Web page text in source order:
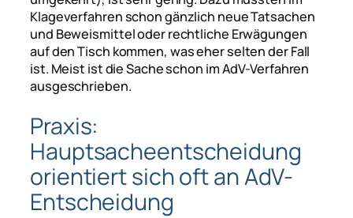
Klageverfahren schon gänzlich neue Tatsachen
und Beweismittel oder rechtliche Erwägungen
auf den Tisch kommen, was eher selten der Fall
ist. Meist ist die Sache schon im AdV-Verfahren
ausgeschrieben.
Praxis:
Hauptsacheentscheidung
orientiert sich oft an AdV-
Entscheidung